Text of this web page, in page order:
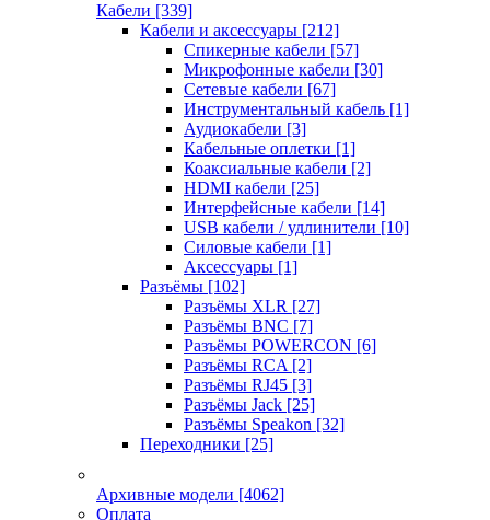
Кабели [339]
Кабели и аксессуары [212]
Спикерные кабели [57]
Микрофонные кабели [30]
Сетевые кабели [67]
Инструментальный кабель [1]
Аудиокабели [3]
Кабельные оплетки [1]
Коаксиальные кабели [2]
HDMI кабели [25]
Интерфейсные кабели [14]
USB кабели / удлинители [10]
Силовые кабели [1]
Аксессуары [1]
Разъёмы [102]
Разъёмы XLR [27]
Разъёмы BNC [7]
Разъёмы POWERCON [6]
Разъёмы RCA [2]
Разъёмы RJ45 [3]
Разъёмы Jack [25]
Разъёмы Speakon [32]
Переходники [25]
Архивные модели [4062]
Оплата